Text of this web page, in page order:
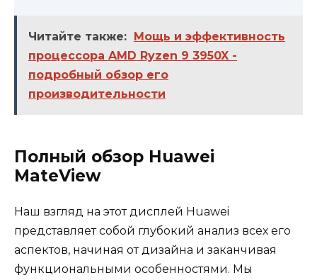
Читайте также: Мощь и эффективность
процессора AMD Ryzen 9 3950X -
подробный обзор его
производительности
Полный обзор Huawei
MateView
Наш взгляд на этот дисплей Huawei
представляет собой глубокий анализ всех его
аспектов, начиная от дизайна и заканчивая
функциональными особенностями. Мы